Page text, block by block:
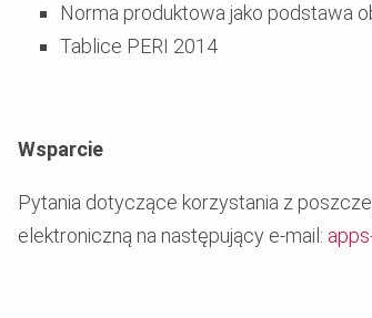
Norma produktowa jako podstawa
Tablice PERI 2014
Wsparcie
Pytania dotyczące korzystania z
elektroniczną na następujący e-mail: